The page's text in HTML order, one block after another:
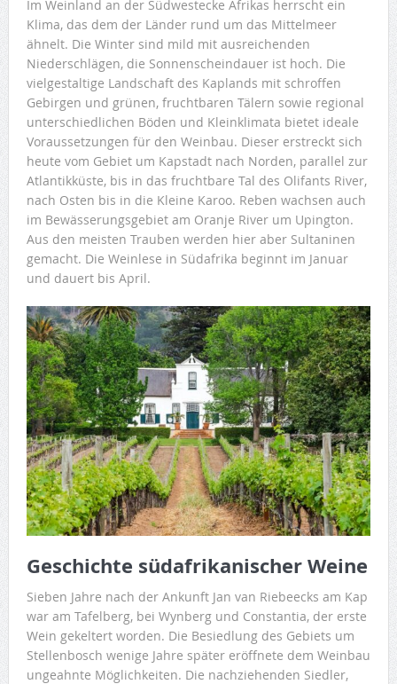
Im Weinland an der Südwestecke Afrikas herrscht ein
Klima, das dem der Länder rund um das Mittelmeer
ähnelt. Die Winter sind mild mit ausreichenden
Niederschlägen, die Sonnenscheindauer ist hoch. Die
vielgestaltige Landschaft des Kaplands mit schroffen
Gebirgen und grünen, fruchtbaren Tälern sowie regional
unterschiedlichen Böden und Kleinklimata bietet ideale
Voraussetzungen für den Weinbau. Dieser erstreckt sich
heute vom Gebiet um Kapstadt nach Norden, parallel zur
Atlantikküste, bis in das fruchtbare Tal des Olifants River,
nach Osten bis in die Kleine Karoo. Reben wachsen auch
im Bewässerungsgebiet am Oranje River um Upington.
Aus den meisten Trauben werden hier aber Sultaninen
gemacht. Die Weinlese in Südafrika beginnt im Januar
und dauert bis April.
Geschichte südafrikanischer Weine
Sieben Jahre nach der Ankunft Jan van Riebeecks am Kap
war am Tafelberg, bei Wynberg und Constantia, der erste
Wein gekeltert worden. Die Besiedlung des Gebiets um
Stellenbosch wenige Jahre später eröffnete dem Weinbau
ungeahnte Möglichkeiten. Die nachziehenden Siedler,